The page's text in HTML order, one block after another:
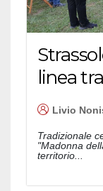
linea
Livio
Tradizionale
"Madonna
territorio...